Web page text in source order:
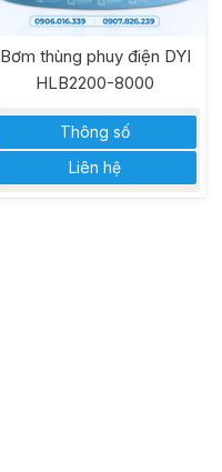
Bơm thùng phuy điện DYI
HLB2200-8000
Thông số
Liên hệ